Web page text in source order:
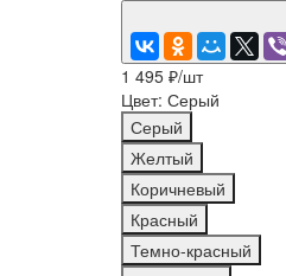
1 495 ₽/шт
Цвет: Серый
Серый
Желтый
Коричневый
Красный
Темно-красный